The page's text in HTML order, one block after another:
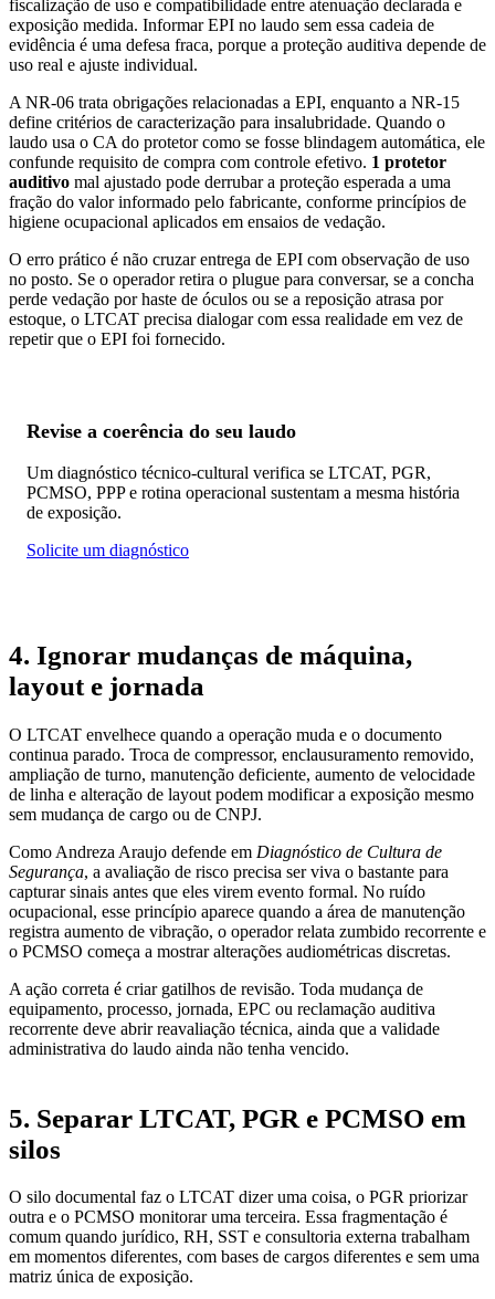
fiscalização de uso e compatibilidade entre atenuação declarada e
exposição medida. Informar EPI no laudo sem essa cadeia de
evidência é uma defesa fraca, porque a proteção auditiva depende de
uso real e ajuste individual.
A NR-06 trata obrigações relacionadas a EPI, enquanto a NR-15
define critérios de caracterização para insalubridade. Quando o
laudo usa o CA do protetor como se fosse blindagem automática, ele
confunde requisito de compra com controle efetivo. 1 protetor
auditivo mal ajustado pode derrubar a proteção esperada a uma
fração do valor informado pelo fabricante, conforme princípios de
higiene ocupacional aplicados em ensaios de vedação.
O erro prático é não cruzar entrega de EPI com observação de uso
no posto. Se o operador retira o plugue para conversar, se a concha
perde vedação por haste de óculos ou se a reposição atrasa por
estoque, o LTCAT precisa dialogar com essa realidade em vez de
repetir que o EPI foi fornecido.
Revise a coerência do seu laudo
Um diagnóstico técnico-cultural verifica se LTCAT, PGR,
PCMSO, PPP e rotina operacional sustentam a mesma história
de exposição.
Solicite um diagnóstico
4. Ignorar mudanças de máquina,
layout e jornada
O LTCAT envelhece quando a operação muda e o documento
continua parado. Troca de compressor, enclausuramento removido,
ampliação de turno, manutenção deficiente, aumento de velocidade
de linha e alteração de layout podem modificar a exposição mesmo
sem mudança de cargo ou de CNPJ.
Como Andreza Araujo defende em Diagnóstico de Cultura de
Segurança, a avaliação de risco precisa ser viva o bastante para
capturar sinais antes que eles virem evento formal. No ruído
ocupacional, esse princípio aparece quando a área de manutenção
registra aumento de vibração, o operador relata zumbido recorrente e
o PCMSO começa a mostrar alterações audiométricas discretas.
A ação correta é criar gatilhos de revisão. Toda mudança de
equipamento, processo, jornada, EPC ou reclamação auditiva
recorrente deve abrir reavaliação técnica, ainda que a validade
administrativa do laudo ainda não tenha vencido.
5. Separar LTCAT, PGR e PCMSO em
silos
O silo documental faz o LTCAT dizer uma coisa, o PGR priorizar
outra e o PCMSO monitorar uma terceira. Essa fragmentação é
comum quando jurídico, RH, SST e consultoria externa trabalham
em momentos diferentes, com bases de cargos diferentes e sem uma
matriz única de exposição.